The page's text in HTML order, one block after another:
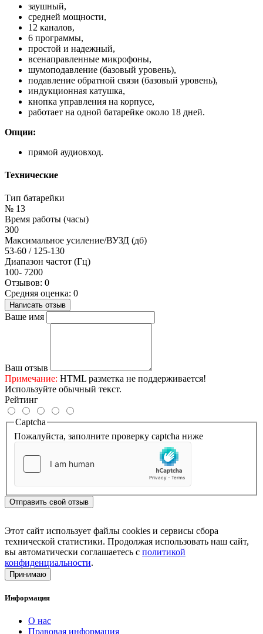
заушный,
средней мощности,
12 каналов,
6 программы,
простой и надежный,
всенаправленные микрофоны,
шумоподавление (базовый уровень),
подавление обратной связи (базовый уровень),
индукционная катушка,
кнопка управления на корпусе,
работает на одной батарейке около 18 дней.
Опции:
прямой аудиовход.
Технические
Тип батарейки
№ 13
Время работы (часы)
300
Максимальное усиление/ВУЗД (дб)
53-60 / 125-130
Диапазон частот (Гц)
100- 7200
Отзывов: 0
Средняя оценка: 0
Написать отзыв
Ваше имя
Ваш отзыв
Примечание: HTML разметка не поддерживается!
Используйте обычный текст.
Рейтинг
Captcha
Пожалуйста, заполните проверку captcha ниже
Отправить свой отзыв
Этот сайт использует файлы cookies и сервисы сбора
технической статистики. Продолжая использовать наш сайт,
вы автоматически соглашаетесь с политикой
конфиденциальности.
Принимаю
Информация
О нас
Правовая информация